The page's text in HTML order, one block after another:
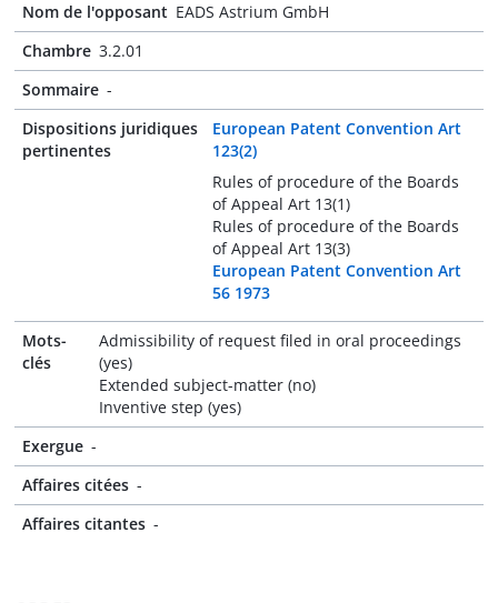
Nom de l'opposant EADS Astrium GmbH
Chambre 3.2.01
Sommaire -
Dispositions juridiques
pertinentes
European Patent Convention Art
123(2)
Rules of procedure of the Boards
of Appeal Art 13(1)
Rules of procedure of the Boards
of Appeal Art 13(3)
European Patent Convention Art
56 1973
Mots-
clés
Admissibility of request filed in oral proceedings
(yes)
Extended subject-matter (no)
Inventive step (yes)
Exergue -
Affaires citées -
Affaires citantes -